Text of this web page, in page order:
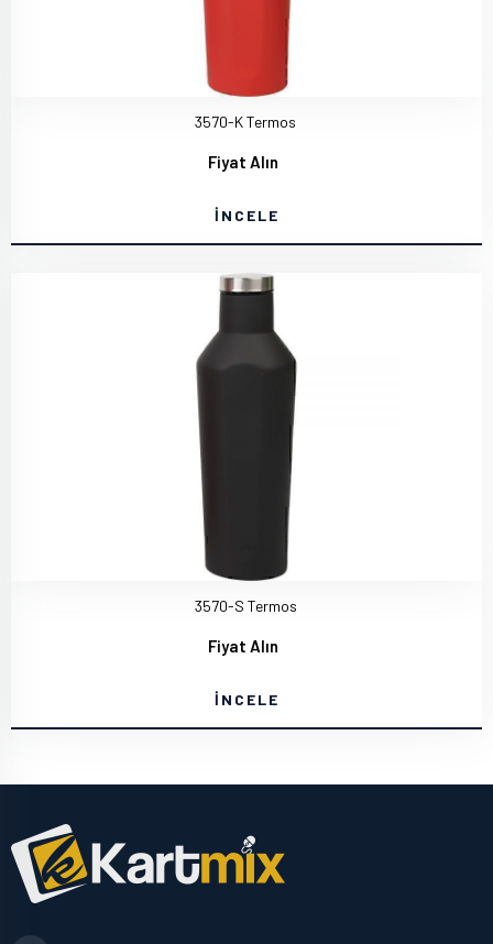
3570-K Termos
Fiyat Alın
İNCELE
3570-S Termos
Fiyat Alın
İNCELE